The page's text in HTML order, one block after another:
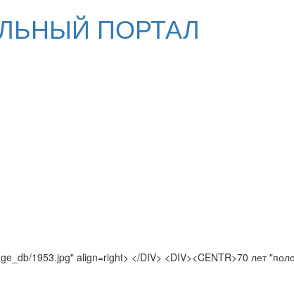
ПОРТАЛ
1953.jpg" align=right> </DIV> <DIV><CENTR>70 лет